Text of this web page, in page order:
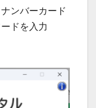
ンバーカード
ドを入力